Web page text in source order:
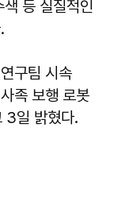
등 실질적인
구팀 시속
족 보행 로봇
3일 밝혔다.